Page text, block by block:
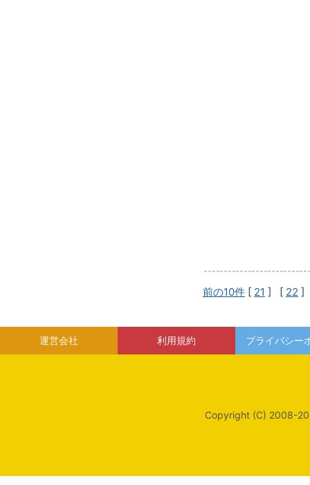
前の10件 [ 21 ] [ 22 ]
運営会社 利用規約 プライバシー
Copyright (C) 2008-